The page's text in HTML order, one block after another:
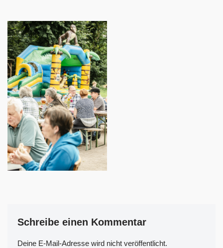
Schreibe einen Kommentar
Deine E-Mail-Adresse wird nicht veröffentlicht.
A